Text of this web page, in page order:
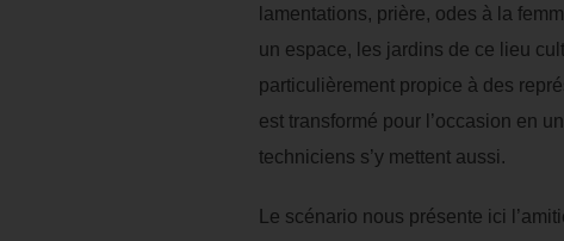
lamentations, prière, odes à la
un espace, les jardins de ce lieu
particulièrement propice à des
est transformé pour l’occasion en
techniciens s’y mettent aussi.
Le scénario nous présente ici